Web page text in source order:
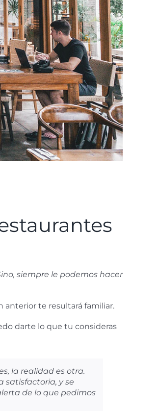
siempre le podemos hacer
anterior te resultará familiar.
darte lo que tu consideras
la realidad es otra.
satisfactoria, y se
de lo que pedimos